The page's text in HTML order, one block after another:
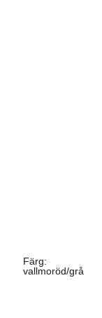
Färg:
vallmoröd/grå